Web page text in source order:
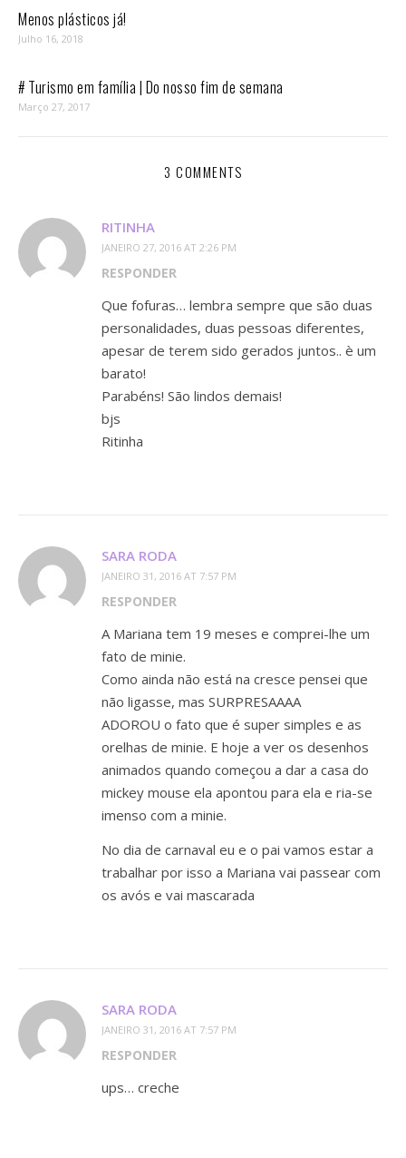
Menos plásticos já!
Julho 16, 2018
# Turismo em família | Do nosso fim de semana
Março 27, 2017
3 COMMENTS
RITINHA
JANEIRO 27, 2016 AT 2:26 PM
RESPONDER
Que fofuras… lembra sempre que são duas
personalidades, duas pessoas diferentes,
apesar de terem sido gerados juntos.. è um
barato!
Parabéns! São lindos demais!
bjs
Ritinha
SARA RODA
JANEIRO 31, 2016 AT 7:57 PM
RESPONDER
A Mariana tem 19 meses e comprei-lhe um
fato de minie.
Como ainda não está na cresce pensei que
não ligasse, mas SURPRESAAAA
ADOROU o fato que é super simples e as
orelhas de minie. E hoje a ver os desenhos
animados quando começou a dar a casa do
mickey mouse ela apontou para ela e ria-se
imenso com a minie.
No dia de carnaval eu e o pai vamos estar a
trabalhar por isso a Mariana vai passear com
os avós e vai mascarada
SARA RODA
JANEIRO 31, 2016 AT 7:57 PM
RESPONDER
ups… creche